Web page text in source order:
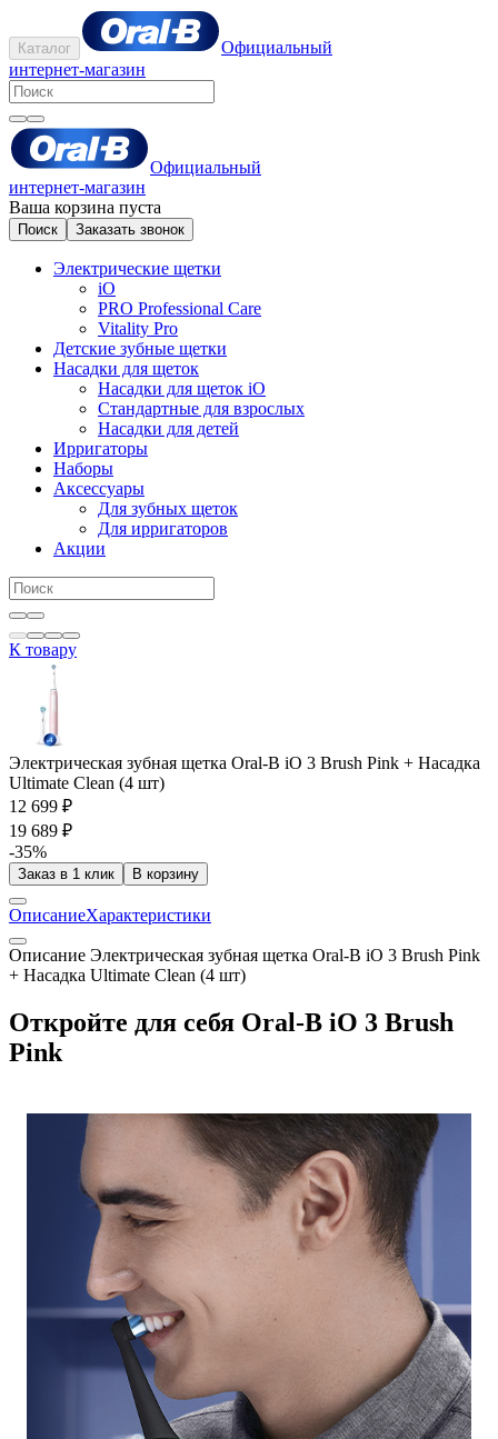
Каталог
Официальный
интернет-магазин
Официальный
интернет-магазин
Ваша корзина пуста
Поиск Заказать звонок
Электрические щетки
iO
PRO Professional Care
Vitality Pro
Детские зубные щетки
Насадки для щеток
Насадки для щеток iO
Стандартные для взрослых
Насадки для детей
Ирригаторы
Наборы
Аксессуары
Для зубных щеток
Для ирригаторов
Акции
К товару
Электрическая зубная щетка Oral-B iO 3 Brush Pink + Насадка
Ultimate Clean (4 шт)
12 699 ₽
19 689 ₽
-35%
Заказ в 1 клик В корзину
ОписаниеХарактеристики
Описание Электрическая зубная щетка Oral-B iO 3 Brush Pink
+ Насадка Ultimate Clean (4 шт)
Откройте для себя Oral-B iO 3 Brush
Pink